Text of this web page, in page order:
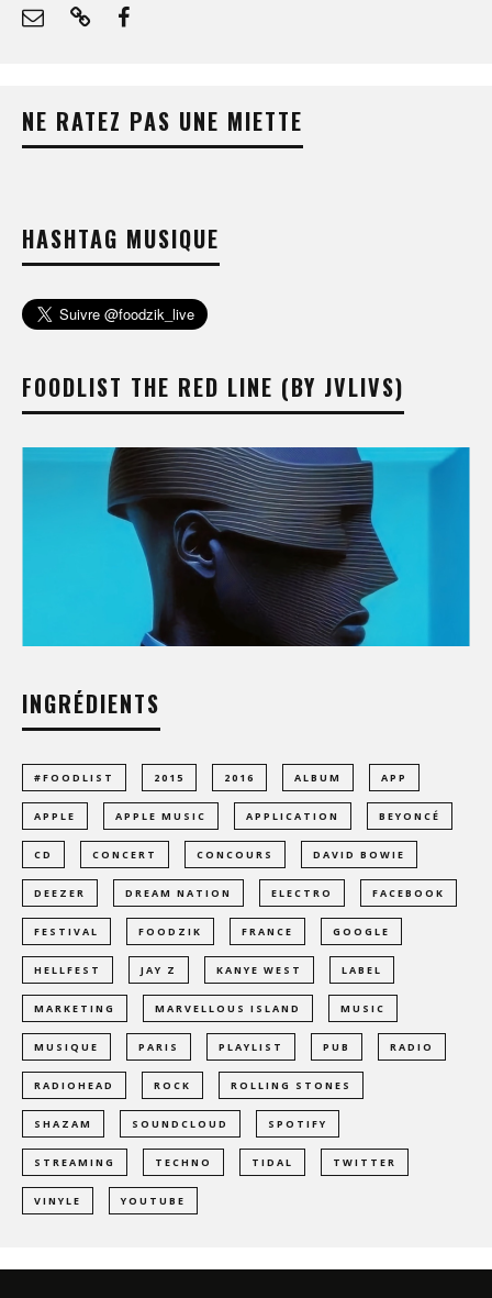
NE RATEZ PAS UNE MIETTE
HASHTAG MUSIQUE
FOODLIST THE RED LINE (BY JVLIVS)
INGRÉDIENTS
#FOODLIST 2015 2016 ALBUM APP
APPLE APPLE MUSIC APPLICATION BEYONCÉ
CD CONCERT CONCOURS DAVID BOWIE
DEEZER DREAM NATION ELECTRO FACEBOOK
FESTIVAL FOODZIK FRANCE GOOGLE
HELLFEST JAY Z KANYE WEST LABEL
MARKETING MARVELLOUS ISLAND MUSIC
MUSIQUE PARIS PLAYLIST PUB RADIO
RADIOHEAD ROCK ROLLING STONES
SHAZAM SOUNDCLOUD SPOTIFY
STREAMING TECHNO TIDAL TWITTER
VINYLE YOUTUBE